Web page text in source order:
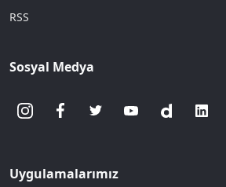
RSS
Sosyal Medya
Uygulamalarımız